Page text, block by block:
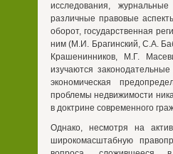
исследования,
различные правовые
оборот, государственная
ним (М.И. Брагинский, С.А.
Крашенинников, М.Г.
изучаются
экономическая
проблемы недвижимости
в доктрине современного
Однако, несмотря на
широкомасштабную